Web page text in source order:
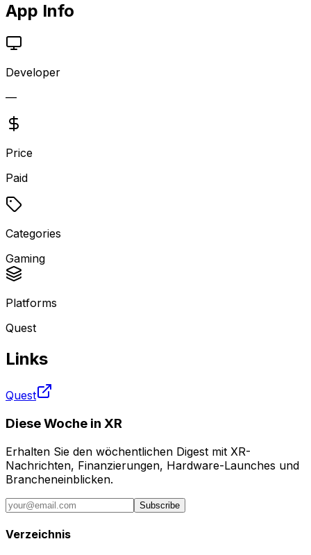
App Info
Developer
—
Price
Paid
Categories
Gaming
Platforms
Quest
Links
Quest
Diese Woche in XR
Erhalten Sie den wöchentlichen Digest mit XR-
Nachrichten, Finanzierungen, Hardware-Launches und
Brancheneinblicken.
Subscribe
Verzeichnis